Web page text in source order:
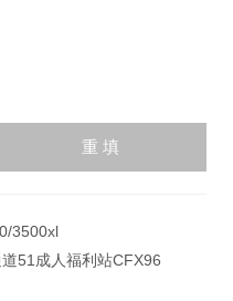
3500xl
51成人福利站CFX96